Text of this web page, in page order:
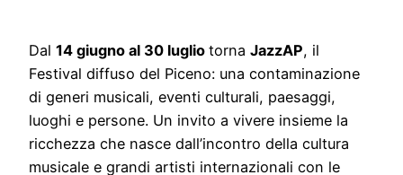
Dal 14 giugno al 30 luglio torna JazzAP, il
Festival diffuso del Piceno: una contaminazione
di generi musicali, eventi culturali, paesaggi,
luoghi e persone. Un invito a vivere insieme la
ricchezza che nasce dall’incontro della cultura
musicale e grandi artisti internazionali con le